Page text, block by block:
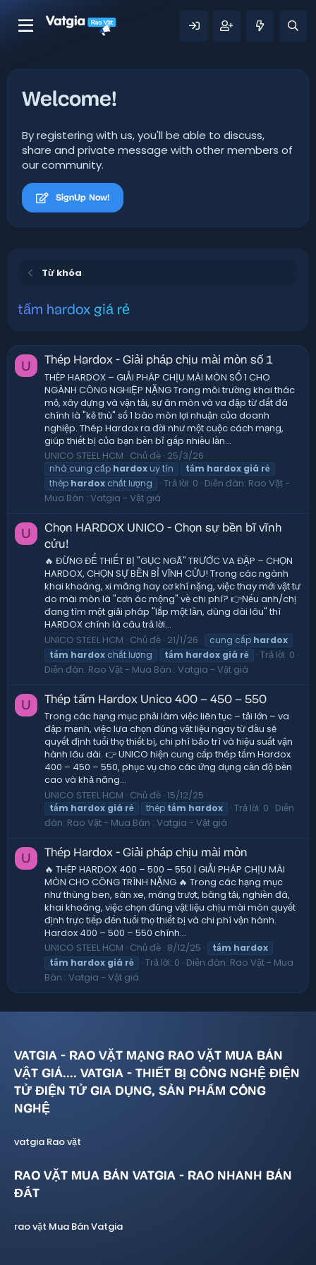
Welcome!
By registering with us, you'll be able to discuss,
share and private message with other members of
our community.
SignUp Now!
Từ khóa
tấm hardox giá rẻ
U Thép Hardox - Giải pháp chịu mài mòn số 1
THÉP HARDOX – GIẢI PHÁP CHỊU MÀI MÒN SỐ 1 CHO
NGÀNH CÔNG NGHIỆP NẶNG Trong môi trường khai thác
mỏ, xây dựng và vận tải, sự ăn mòn và va đập từ đất đá
chính là "kẻ thù" số 1 bào mòn lợi nhuận của doanh
nghiệp. Thép Hardox ra đời như một cuộc cách mạng,
giúp thiết bị của bạn bền bỉ gấp nhiều lần...
UNICO STEEL HCM Chủ đề 25/3/26
nhà cung cấp hardox uy tín tấm hardox giá rẻ
thép hardox chất lượng Trả lời: 0 Diễn đàn: Rao Vặt -
Mua Bán : Vatgia - Vật giá
U
Chọn HARDOX UNICO - Chọn sự bền bĩ vĩnh
cửu!
🔥 ĐỪNG ĐỂ THIẾT BỊ "GỤC NGÃ" TRƯỚC VA ĐẬP – CHỌN
HARDOX, CHỌN SỰ BỀN BỈ VĨNH CỬU! Trong các ngành
khai khoáng, xi măng hay cơ khí nặng, việc thay mới vật tư
do mài mòn là "cơn ác mộng" về chi phí? 👉Nếu anh/chị
đang tìm một giải pháp "lắp một lần, dùng dài lâu" thì
HARDOX chính là câu trả lời...
UNICO STEEL HCM Chủ đề 21/1/26 cung cấp hardox
tấm hardox chất lượng tấm hardox giá rẻ
Trả lời: 0
Diễn đàn: Rao Vặt - Mua Bán : Vatgia - Vật giá
U Thép tấm Hardox Unico 400 – 450 – 550
Trong các hạng mục phải làm việc liên tục – tải lớn – va
đập mạnh, việc lựa chọn đúng vật liệu ngay từ đầu sẽ
quyết định tuổi thọ thiết bị, chi phí bảo trì và hiệu suất vận
hành lâu dài. 👉 UNICO hiện cung cấp thép tấm Hardox
400 – 450 – 550, phục vụ cho các ứng dụng cần độ bền
cao và khả năng...
UNICO STEEL HCM Chủ đề 15/12/25
tấm hardox giá rẻ thép tấm hardox Trả lời: 0 Diễn
đàn: Rao Vặt - Mua Bán : Vatgia - Vật giá
U Thép Hardox - Giải pháp chịu mài mòn
🔥 THÉP HARDOX 400 – 500 – 550 | GIẢI PHÁP CHỊU MÀI
MÒN CHO CÔNG TRÌNH NẶNG 🔥 Trong các hạng mục
như thùng ben, sàn xe, máng trượt, băng tải, nghiền đá,
khai khoáng, việc chọn đúng vật liệu chịu mài mòn quyết
định trực tiếp đến tuổi thọ thiết bị và chi phí vận hành.
Hardox 400 – 500 – 550 chính...
UNICO STEEL HCM Chủ đề 8/12/25 tấm hardox
tấm hardox giá rẻ Trả lời: 0 Diễn đàn: Rao Vặt - Mua
Bán : Vatgia - Vật giá
VATGIA - RAO VẶT MẠNG RAO VẶT MUA BÁN
VẬT GIÁ.... VATGIA - THIẾT BỊ CÔNG NGHỆ ĐIỆN
TỬ ĐIỆN TỬ GIA DỤNG, SẢN PHẨM CÔNG
NGHỆ
vatgia Rao vặt
RAO VẶT MUA BÁN VATGIA - RAO NHANH BÁN
ĐẮT
rao vặt Mua Bán Vatgia